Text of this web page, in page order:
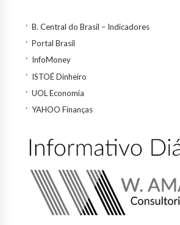
B. Central do Brasil – Indicadores
Portal Brasil
InfoMoney
ISTOÉ Dinheiro
UOL Economia
YAHOO Finanças